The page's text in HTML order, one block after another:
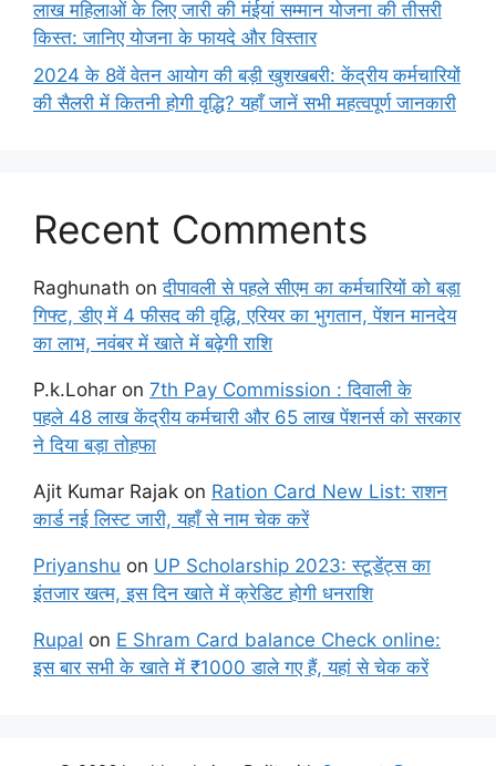
लाख महिलाओं के लिए जारी की मंईयां सम्मान योजना की तीसरी
किस्त: जानिए योजना के फायदे और विस्तार
2024 के 8वें वेतन आयोग की बड़ी खुशखबरी: केंद्रीय कर्मचारियों
की सैलरी में कितनी होगी वृद्धि? यहाँ जानें सभी महत्वपूर्ण जानकारी
Recent Comments
Raghunath onदीपावली से पहले सीएम का कर्मचारियों को बड़ा
गिफ्ट, डीए में 4 फीसद की वृद्धि, एरियर का भुगतान, पेंशन मानदेय
का लाभ, नवंबर में खाते में बढ़ेगी राशि
P.k.Lohar on 7th Pay Commission : दिवाली के
पहले 48 लाख केंद्रीय कर्मचारी और 65 लाख पेंशनर्स को सरकार
ने दिया बड़ा तोहफा
Ajit Kumar Rajak on Ration Card New List: राशन
कार्ड नई लिस्ट जारी, यहाँ से नाम चेक करें
Priyanshu on UP Scholarship 2023: स्टूडेंट्स का
इंतजार खत्म, इस दिन खाते में क्रेडिट होगी धनराशि
Rupal on E Shram Card balance Check online:
इस बार सभी के खाते में ₹1000 डाले गए हैं, यहां से चेक करें